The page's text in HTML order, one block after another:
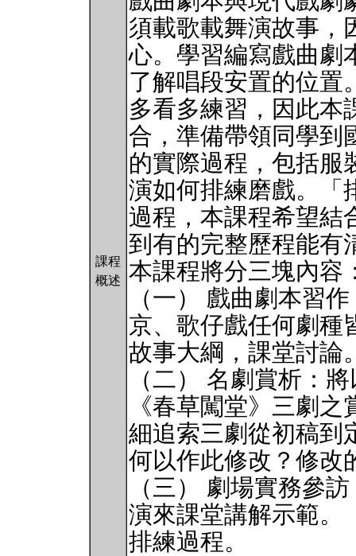
課程
概述
須載歌載舞演故事，
心。學習編寫戲曲劇
了解唱段安置的位置
多看多練習，因此本
合，準備帶領同學到
的實際過程，包括服
演如何排練磨戲。「
過程，本課程希望結
到有的完整歷程能有
本課程將分三塊內容
（一） 戲曲劇本習
京、歌仔戲任何劇種
故事大綱，課堂討論
（二） 名劇賞析：
《春草闖堂》三劇
細追索三劇從初稿到
何以作此修改？修改
（三） 劇場實務參
演來課堂講解示範。
排練過程。